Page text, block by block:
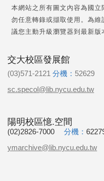
本網站之所有圖文內容為國
勿任意轉錄或擷取使用。為
議您主動升級瀏覽器到最新版
交大校區發展館
(03)571-2121 分機： 52629
sc.specol@lib.nycu.edu.tw
陽明校區憶.空間
(02)2826-7000 分機：
ymarchive@lib.nycu.edu.tw